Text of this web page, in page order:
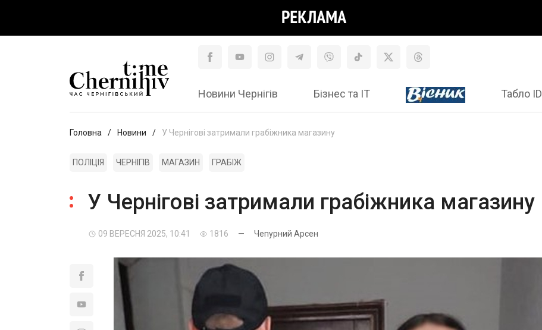
Новини Чернігів Бізнес та ІТ Табло ID
Головна Новини У Чернігові затримали грабіжника магазину
ПОЛІЦІЯ ЧЕРНІГІВ МАГАЗИН ГРАБІЖ
У Чернігові затримали грабіжника магазину
09 ВЕРЕСНЯ 2025, 10:41 1816 — Чепурний Арсен